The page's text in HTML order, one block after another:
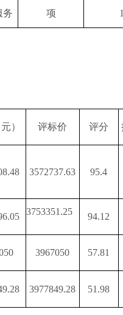
务 项 1
） 评标价 评分
3572737.63 95.4
3753351.25 94.12
3967050 57.81
3977849.28 51.98